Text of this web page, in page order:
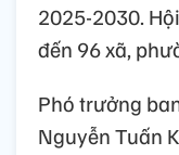
2025-2030.
đến 96 xã,
Phó trưởng
Nguyễn Tuấn